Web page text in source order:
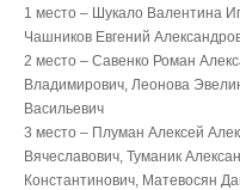
1 место – Шукало Валентина
Чашников Евгений
2 место – Савенко Роман
Владимирович, Леонова
Васильевич
3 место – Плуман Алексей
Вячеславович, Туманик
Константинович, Матевосян